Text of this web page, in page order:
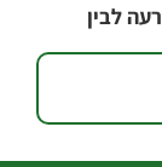
לבין